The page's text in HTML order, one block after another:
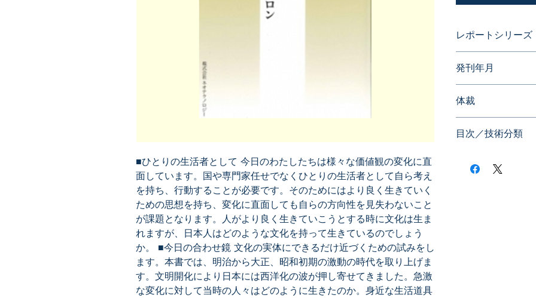
■ひとりの生活者として 今日のわたしたちは様々な価値観の変化に直
面しています。国や専門家任せでなくひとりの生活者として自ら考え
を持ち、行動することが必要です。そのためにはより良く生きていく
ための思想を持ち、変化に直面しても自らの方向性を見失わないこと
が課題となります。人がより良く生きていこうとする時に文化は生ま
れますが、日本人はどのような文化を持って生きているのでしょう
か。 ■今日の合わせ鏡 文化の実体にできるだけ近づくための試みをし
ます。本書では、明治から大正、昭和初期の激動の時代を取り上げま
す。文明開化により日本には西洋化の波が押し寄せてきました。急激
な変化に対して当時の人々はどのように生きたのか。身近な生活道具
レポートシリーズ
発刊年月
体裁
目次／技術分類